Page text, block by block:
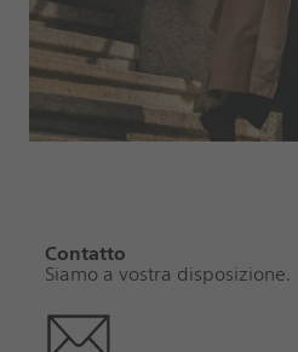
Contatto
Siamo a vostra disposizione.